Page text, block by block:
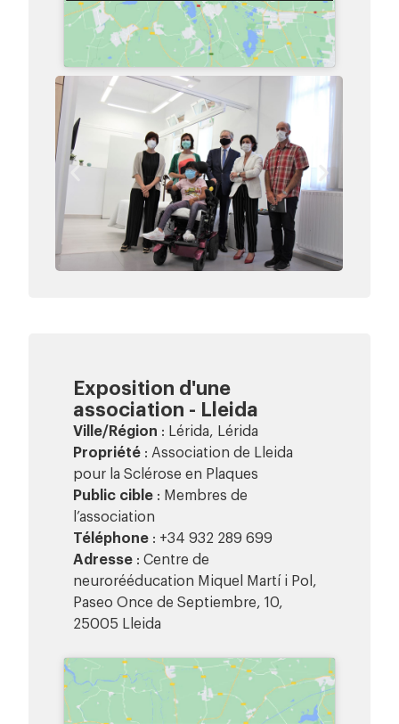
Exposition d'une
association - Lleida
Ville/Région : Lérida, Lérida
Propriété : Association de Lleida
pour la Sclérose en Plaques
Public cible : Membres de
l’association
Téléphone : +34 932 289 699
Adresse : Centre de
neurorééducation Miquel Martí i Pol,
Paseo Once de Septiembre, 10,
25005 Lleida